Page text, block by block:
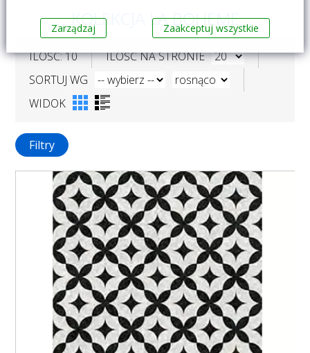
KOLEKCJA LA BOHEME
ILOŚĆ: 10
ILOŚĆ NA STRONIE
SORTUJ WG
WIDOK
Filtry
Zarządzaj Zaakceptuj wszystkie